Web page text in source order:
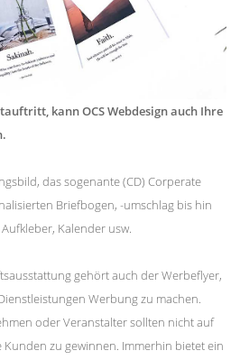
kann OCS Webdesign auch Ihre
das sogenante (CD) Corperate
Briefbogen, -umschlag bis hin
Kalender usw.
gehört auch der Werbeflyer,
Werbung zu machen.
oder Veranstalter sollten nicht auf
zu gewinnen. Immerhin bietet ein